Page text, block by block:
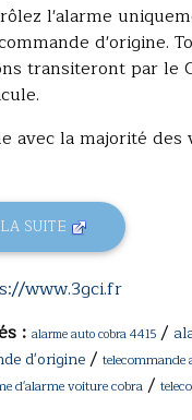
l'alarme
d'origine.
transiteront par le
avec la majorité des
SUITE
www.3gci.fr
: alarme auto cobra 4415 /
d'origine/
d'alarme voiture cobra /